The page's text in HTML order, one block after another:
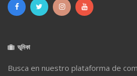
ভূমিকা
Busca en nuestro plataforma de